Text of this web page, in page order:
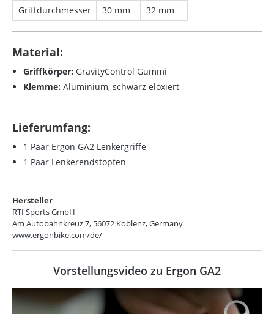
Griffdurchmesser
30 mm 32 mm
Material:
Griffkörper: GravityControl Gummi
Klemme: Aluminium, schwarz eloxiert
Lieferumfang:
1 Paar Ergon GA2 Lenkergriffe
1 Paar Lenkerendstopfen
Hersteller
RTI Sports GmbH
Am Autobahnkreuz 7, 56072 Koblenz, Germany
www.ergonbike.com/de/
Vorstellungsvideo zu Ergon GA2